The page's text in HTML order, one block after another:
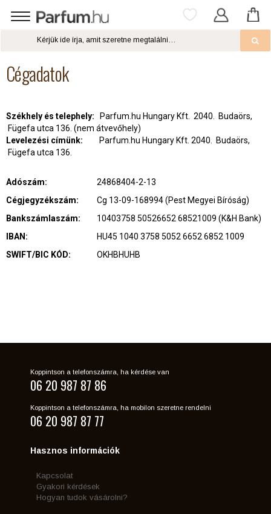
Cégadatok
Székhely és telephely:
Parfum.hu Hungary Kft. 2040. Budaörs,
Fügefa utca 136. (nem átvevőhely)
Levelezési címünk:
Parfum.hu Hungary Kft. 2040. Budaörs,
Fügefa utca 136.
Adószám:
24868404-2-13
Cégjegyzékszám:
Cg 13-09-168994 (Pest Megyei Bíróság)
Bankszámlaszám:
10403758 50526652 68521009 (K&H Bank)
IBAN:
HU45 1040 3758 5052 6652 6852 1009
SWIFT/BIC KÓD:
OKHBHUHB
Koppintson a telefonszámra, ha kérdése van
06 20 987 87 86
Koppintson a telefonszámra, ha mobilon szeretne rendelni
06 20 987 87 77
Hasznos információk
Kapcsolat
Gyakori kérdések
Hogyan tudok vásárolni?